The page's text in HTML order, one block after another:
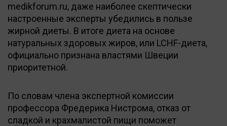
medikforum.ru, даже наиболее скептически
настроенные эксперты убедились в пользе
жирной диеты. В итоге диета на основе
натуральных здоровых жиров, или LCHF-диета,
официально признана властями Швеции
приоритетной.
По словам члена экспертной комиссии
профессора Фредерика Нистрома, отказ от
сладкой и крахмалистой пищи поможет